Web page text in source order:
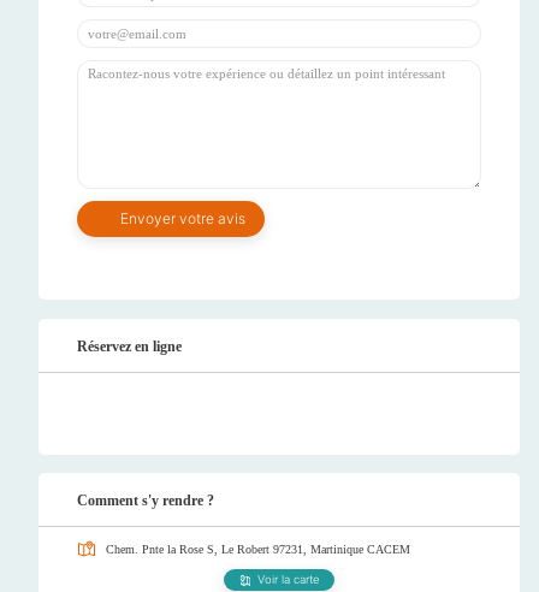
Réservez en ligne
Comment s'y rendre ?
Chem. Pnte la Rose S, Le Robert 97231, Martinique CACEM
Voir la carte